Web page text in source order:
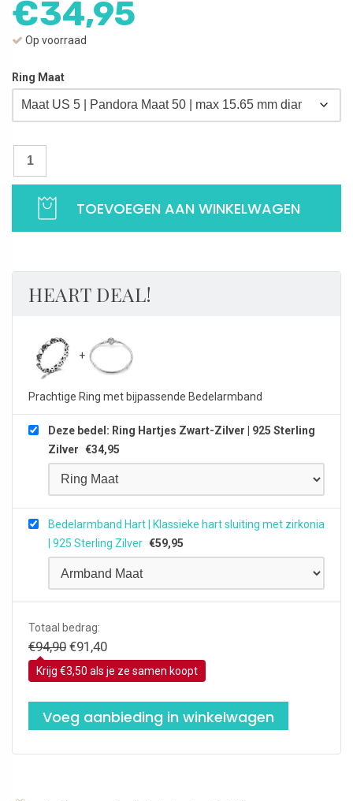
€34,95
Op voorraad
Ring Maat
Ring Hartjes Zwart-Zilver | 925 Sterling Zilver aantal
TOEVOEGEN AAN WINKELWAGEN
HEART DEAL!
Prachtige Ring met bijpassende Bedelarmband
Deze bedel: Ring Hartjes Zwart-Zilver | 925 Sterling
Zilver €34,95
Bedelarmband Hart | Klassieke hart sluiting met zirkonia
| 925 Sterling Zilver €59,95
Totaal bedrag:
€94,90 Oorspronkelijke prijs was: €94,90.
€91,40Huidige prijs is: €91,40.
Krijg €3,50 als je ze samen koopt
Voeg aanbieding in winkelwagen